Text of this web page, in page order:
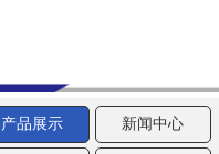
产品展示 新闻中心